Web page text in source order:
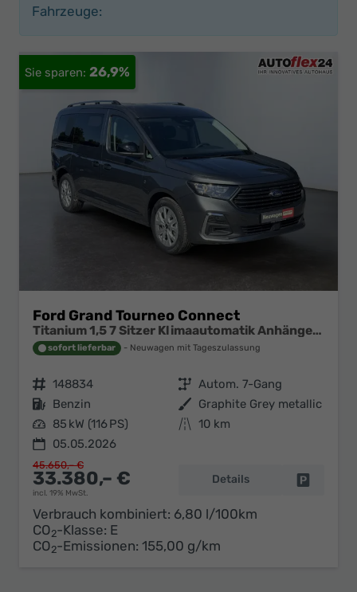
Fahrzeuge:
26,9%
Ford Grand Tourneo Connect
Titanium 1,5 7 Sitzer Klimaautomatik Anhängerkupplung Sitzheizung Einparkhilfe Kamera 17 Zoll Leichtmetall ACC
sofort lieferbar Neuwagen mit Tageszulassung
Fahrzeugnr. 148834 Getriebe Autom. 7-Gang
Kraftstoff Benzin Außenfarbe Graphite Grey metallic
Leistung 85 kW (116 PS) Kilometerstand 10 km
05.05.2026
33.380,– €
incl. 19% MwSt.
45.650,– €
Details
Verbrauch kombiniert: 6,80 l/100km
CO2-Klasse: E
CO2-Emissionen: 155,00 g/km